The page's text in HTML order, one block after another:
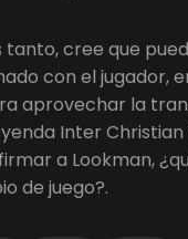
tanto, cree que
con el jugador,
aprovechar la
Inter Christian
a Lookman,
de juego?.